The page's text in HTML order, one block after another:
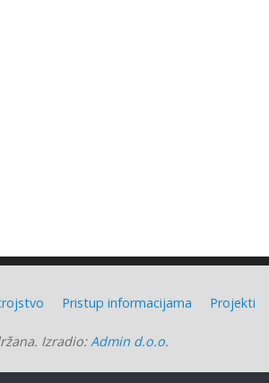
Pristup informacijama Projekti
Izradio: Admin d.o.o.